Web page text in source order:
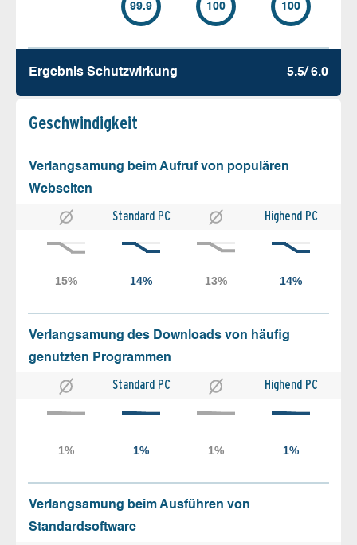
99.9 100 100
Ergebnis Schutz­wirkung 5.5/ 6.0
Geschw­indigkeit
Verlangsamung beim Aufruf von populären
Webseiten
Standard PC Highend PC
Verlangsamung des Downloads von häufig
genutzten Programmen
Standard PC Highend PC
Verlangsamung beim Ausführen von
Standardsoftware